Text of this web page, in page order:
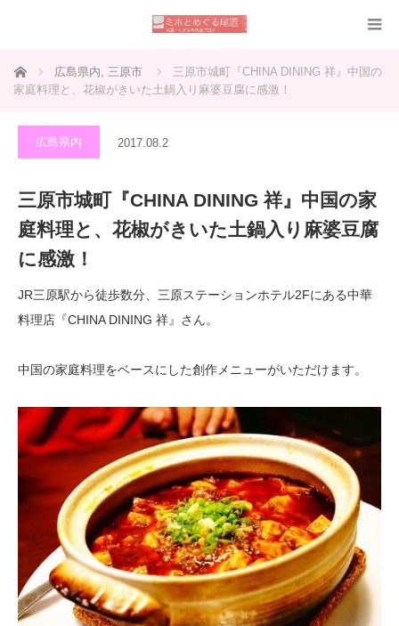
ホーム 広島県内, 三原市
三原市城町『CHINA DINING 祥』中国の
家庭料理と、花椒がきいた土鍋入り麻婆豆腐に感激！
広島県内 2017.08.2
三原市城町『CHINA DINING 祥』中国の家
庭料理と、花椒がきいた土鍋入り麻婆豆腐
に感激！
JR三原駅から徒歩数分、三原ステーションホテル2Fにある中華
料理店『CHINA DINING 祥』さん。
中国の家庭料理をベースにした創作メニューがいただけます。